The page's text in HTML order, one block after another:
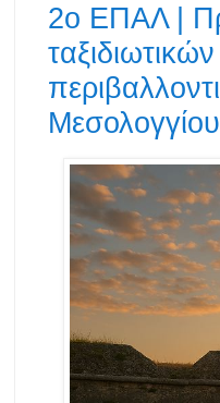
2ο ΕΠΑΛ |
Μεσολογγίου